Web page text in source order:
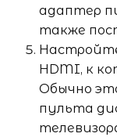
адаптер
также
HDMI, к
Обычно
пульта